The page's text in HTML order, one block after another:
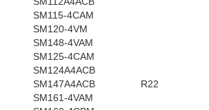
R22
SM115-4CAM
SM120-4VM
SM148-4VAM
SM125-4CAM
SM124A4ACB
SM147A4ACB
SM161-4VAM